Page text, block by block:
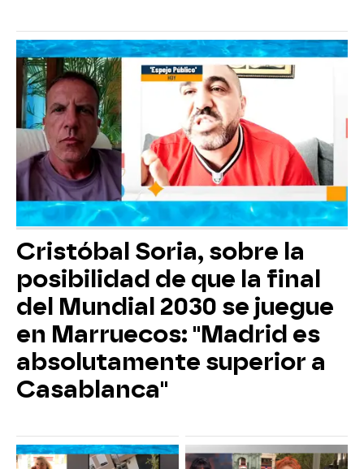
Cristóbal Soria, sobre la
posibilidad de que la final
del Mundial 2030 se juegue
en Marruecos: "Madrid es
absolutamente superior a
Casablanca"